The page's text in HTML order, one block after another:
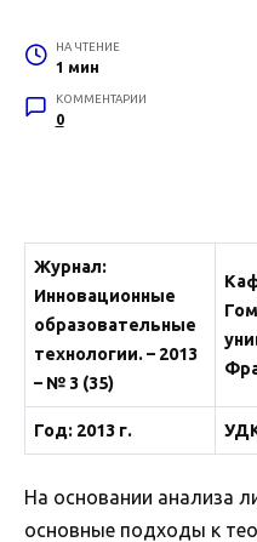
НА ЧТЕНИЕ
1 мин
КОММЕНТАРИИ
0
Журнал:
Инновационные
образовательные
технологии. – 2013
– № 3 (35)
Год: 2013 г.
На основании анализа
основные подходы к